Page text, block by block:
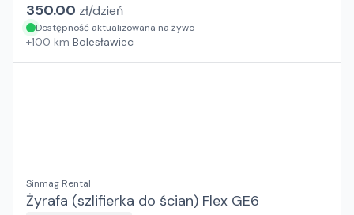
350.00 zł/dzień
Dostępność aktualizowana na żywo
+100 km Bolesławiec
Sinmag Rental
Żyrafa (szlifierka do ścian) Flex GE6